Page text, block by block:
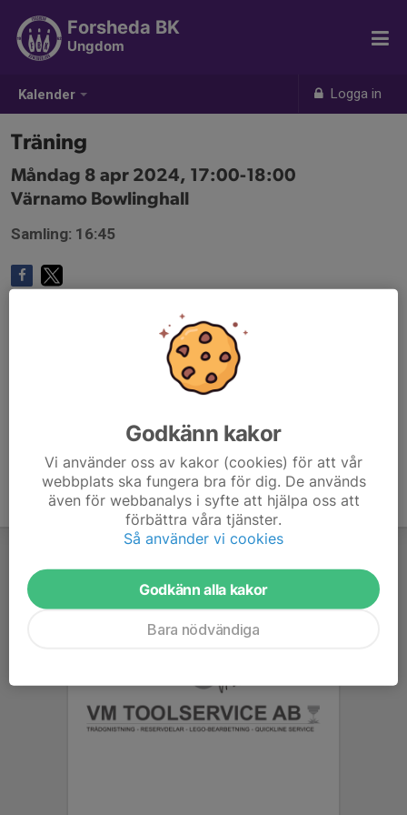
Kalender Logga in
Forsheda BK
Ungdom
Träning
Måndag 8 apr 2024, 17:00-18:00
Värnamo Bowlinghall
Samling: 16:45
Godkänn kakor
Vi använder oss av kakor (cookies) för att vår
webbplats ska fungera bra för dig. De används
även för webbanalys i syfte att hjälpa oss att
förbättra våra tjänster.
Så använder vi cookies
Godkänn alla kakor
Bara nödvändiga